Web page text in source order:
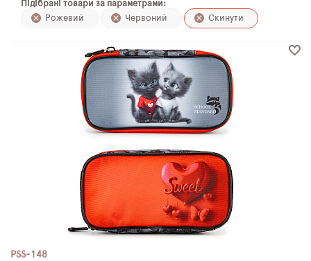
ПЛЯШКИ ДЛЯ ВОДИ
SCHOOL STANDARD
Підібрані товари за параметрами:
Рожевий
Червоний Скинути
PSS-148